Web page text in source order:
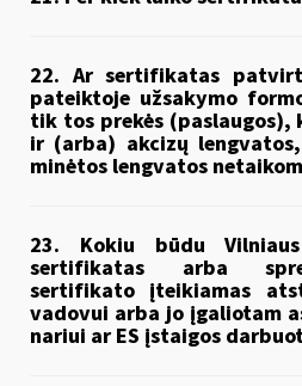
22. Ar sertifikatas
pateiktoje užsakymo
tik tos prekės (paslaugos),
ir (arba) akcizų
minėtos lengvatos
23. Kokiu būdu
sertifikatas arba
sertifikato įteikiamas
vadovui arba jo įgaliotam
nariui ar ES įstaigos